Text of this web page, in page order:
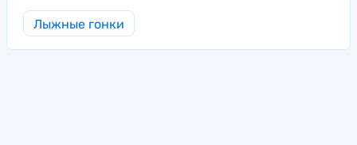
Лыжные гонки